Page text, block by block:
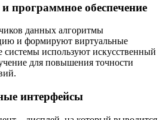
программное обеспечение
данных алгоритмы
и формируют виртуальные
используют искусственный
для повышения точности
интерфейсы